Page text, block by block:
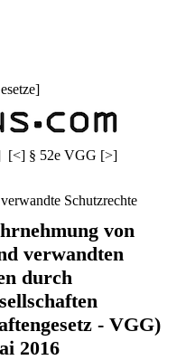
]
[<] § 52e VGG [>]
Schutzrechte
von
verwandten
durch
- VGG)
2016